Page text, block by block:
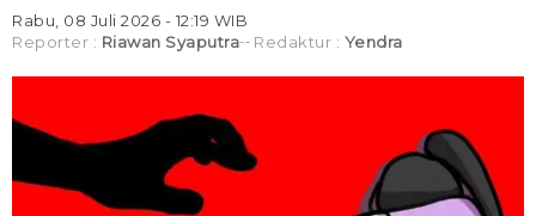
Rabu, 08 Juli 2026 - 12:19 WIB
Reporter : Riawan Syaputra Redaktur : Yendra